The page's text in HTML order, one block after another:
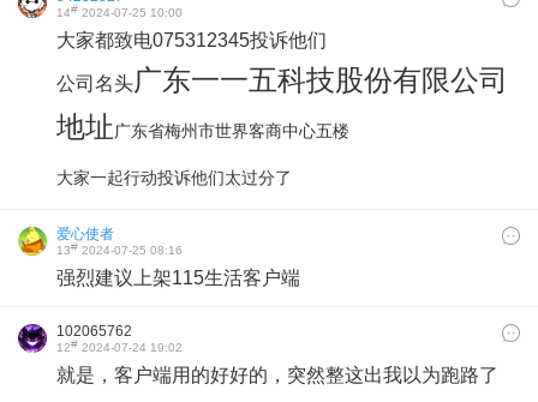
14# 2024-07-25 10:00
大家都致电075312345投诉他们
公司名头广东一一五科技股份有限公司
地址广东省梅州市世界客商中心五楼
大家一起行动投诉他们太过分了
爱心使者
13# 2024-07-25 08:16
强烈建议上架115生活客户端
102065762
12# 2024-07-24 19:02
就是，客户端用的好好的，突然整这出我以为跑路了